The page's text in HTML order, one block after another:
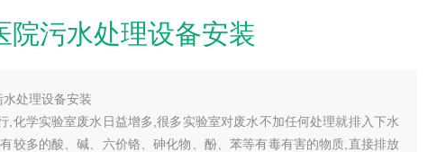
院污水处理设备安装
处理设备安装
,化学实验室废水日益增多,很多实验室对废水不加任何处理就排入下水
较多的酸、碱、六价铬、砷化物、酚、苯等有毒有害的物质,直接排放